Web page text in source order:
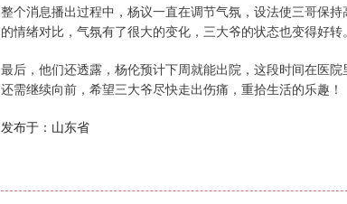
整个消息播出过程中，杨议一直在调节气氛，设法使三哥保
的情绪对比，气氛有了很大的变化，三大爷的状态也变得好转。
最后，他们还透露，杨伦预计下周就能出院，这段时间在医
还需继续向前，希望三大爷尽快走出伤痛，重拾生活的乐趣！
发布于：山东省